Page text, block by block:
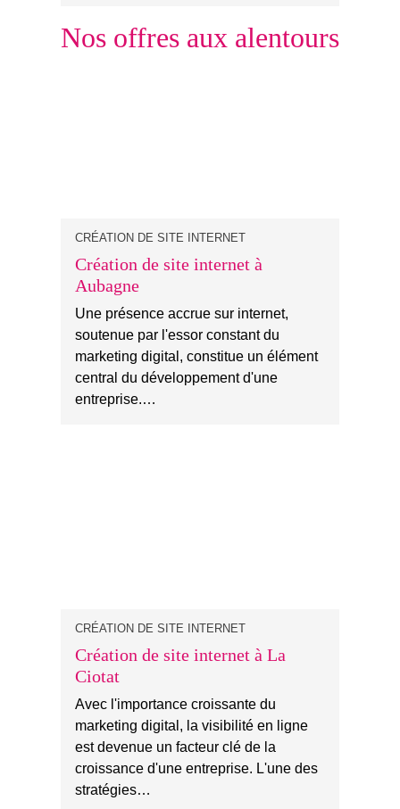
Nos offres aux alentours
CRÉATION DE SITE INTERNET
Création de site internet à
Aubagne
Une présence accrue sur internet,
soutenue par l'essor constant du
marketing digital, constitue un élément
central du développement d'une
entreprise.…
CRÉATION DE SITE INTERNET
Création de site internet à La
Ciotat
Avec l'importance croissante du
marketing digital, la visibilité en ligne
est devenue un facteur clé de la
croissance d'une entreprise. L'une des
stratégies…